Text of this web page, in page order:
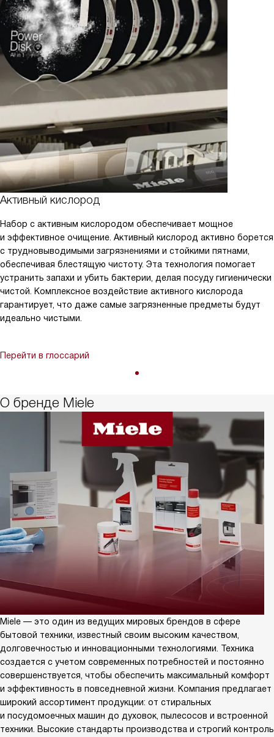
Активный кислород
Набор с активным кислородом обеспечивает мощное
и эффективное очищение. Активный кислород активно борется
с трудновыводимыми загрязнениями и стойкими пятнами,
обеспечивая блестящую чистоту. Эта технология помогает
устранить запахи и убить бактерии, делая посуду гигиенически
чистой. Комплексное воздействие активного кислорода
гарантирует, что даже самые загрязненные предметы будут
идеально чистыми.
Перейти в глоссарий
О бренде Miele
Miele — это один из ведущих мировых брендов в сфере
бытовой техники, известный своим высоким качеством,
долговечностью и инновационными технологиями. Техника
создается с учетом современных потребностей и постоянно
совершенствуется, чтобы обеспечить максимальный комфорт
и эффективность в повседневной жизни. Компания предлагает
широкий ассортимент продукции: от стиральных
и посудомоечных машин до духовок, пылесосов и встроенной
техники. Высокие стандарты производства и строгий контроль